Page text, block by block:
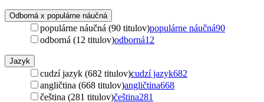
Odborná x populárne náučná
populárne náučná (90 titulov)populárne náučná90
odborná (12 titulov)odborná12
Jazyk
cudzí jazyk (682 titulov)cudzí jazyk682
angličtina (668 titulov)angličtina668
čeština (281 titulov)čeština281